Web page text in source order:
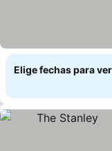
Elige fechas para